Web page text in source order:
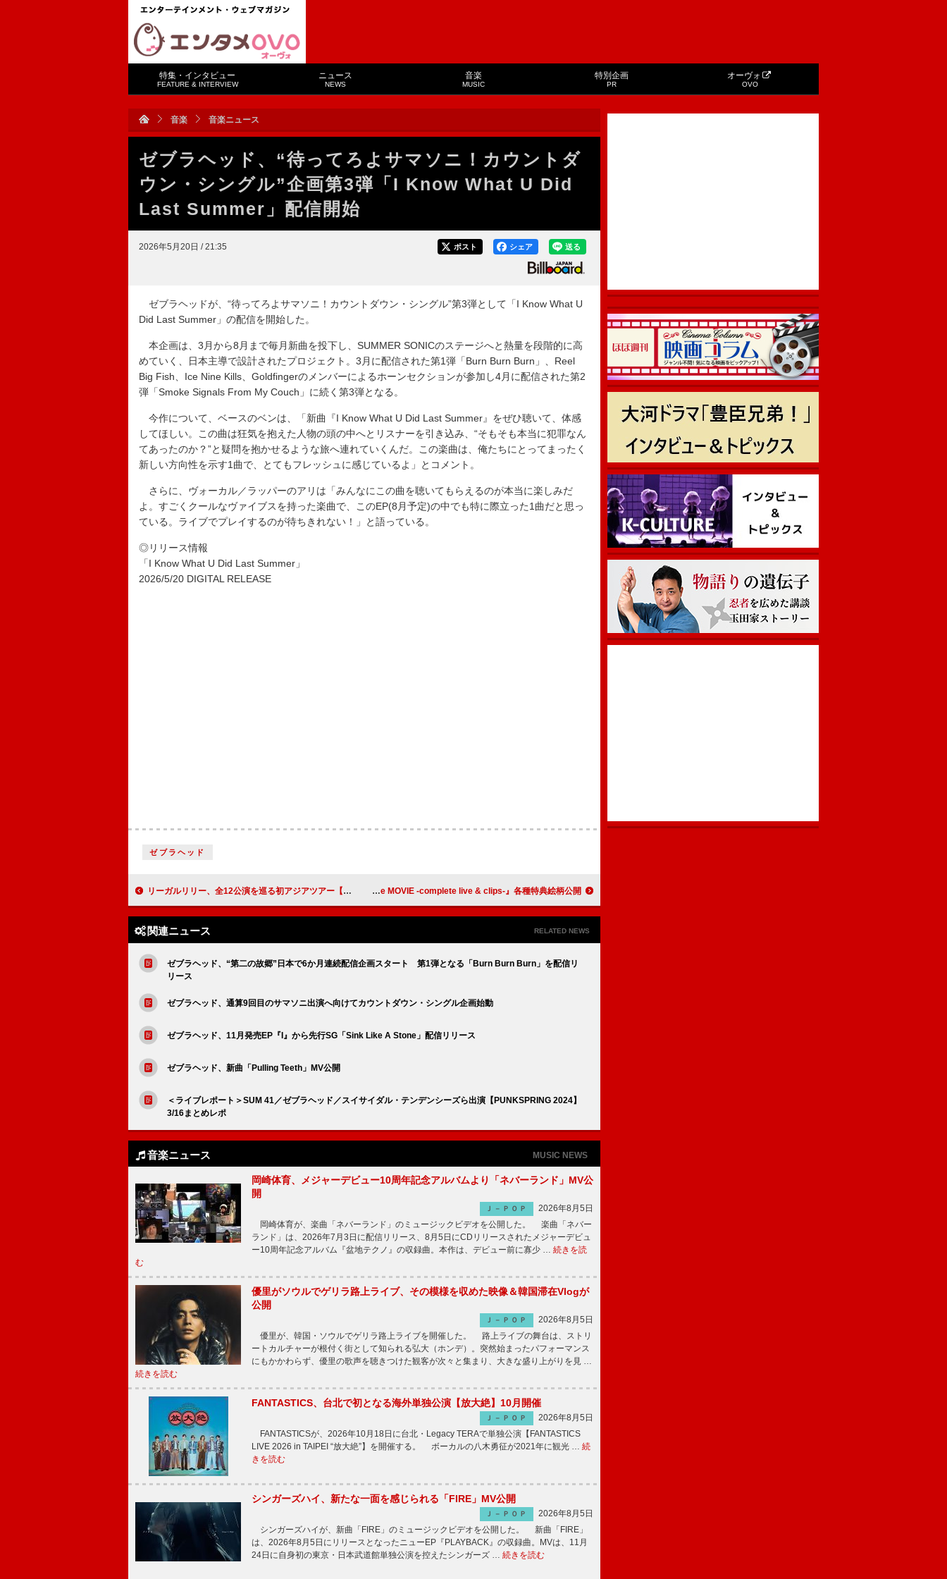
特集・インタビュー
FEATURE & INTERVIEW
ニュース
NEWS
音楽
MUSIC
特別企画
PR
オーヴォ
OVO
音楽 音楽ニュース
ゼブラヘッド、“待ってろよサマソニ！カウントダ
ウン・シングル”企画第3弾「I Know What U Did
Last Summer」配信開始
2026年5月20日 / 21:35 送る
シェア
ポスト
ゼブラヘッドが、“待ってろよサマソニ！カウントダウン・シングル”第3弾として「I Know What U
Did Last Summer」の配信を開始した。
本企画は、3月から8月まで毎月新曲を投下し、SUMMER SONICのステージへと熱量を段階的に高
めていく、日本主導で設計されたプロジェクト。3月に配信された第1弾「Burn Burn Burn」、Reel
Big Fish、Ice Nine Kills、Goldfingerのメンバーによるホーンセクションが参加し4月に配信された第2
弾「Smoke Signals From My Couch」に続く第3弾となる。
今作について、ベースのベンは、「新曲『I Know What U Did Last Summer』をぜひ聴いて、体感
してほしい。この曲は狂気を抱えた人物の頭の中へとリスナーを引き込み、“そもそも本当に犯罪なん
てあったのか？”と疑問を抱かせるような旅へ連れていくんだ。この楽曲は、俺たちにとってまったく
新しい方向性を示す1曲で、とてもフレッシュに感じているよ」とコメント。
さらに、ヴォーカル／ラッパーのアリは「みんなにこの曲を聴いてもらえるのが本当に楽しみだ
よ。すごくクールなヴァイブスを持った楽曲で、このEP(8月予定)の中でも特に際立った1曲だと思っ
ている。ライブでプレイするのが待ちきれない！」と語っている。
◎リリース情報
「I Know What U Did Last Summer」
2026/5/20 DIGITAL RELEASE
ゼブラヘッド
リーガルリリー、全12公演を巡る初アジアツアー【Dawn】開催決定 DEEN、映像作品『ROCK IN CITY The MOVIE -complete live & clips-』各種特典絵柄公開
関連ニュース RELATED NEWS
ゼブラヘッド、“第二の故郷”日本で6か月連続配信企画スタート 第1弾となる「Burn Burn Burn」を配信リ
リース
ゼブラヘッド、通算9回目のサマソニ出演へ向けてカウントダウン・シングル企画始動
ゼブラヘッド、11月発売EP『I』から先行SG「Sink Like A Stone」配信リリース
ゼブラヘッド、新曲「Pulling Teeth」MV公開
＜ライブレポート＞SUM 41／ゼブラヘッド／スイサイダル・テンデンシーズら出演【PUNKSPRING 2024】
3/16まとめレポ
音楽ニュース MUSIC NEWS
岡崎体育、メジャーデビュー10周年記念アルバムより「ネバーランド」MV公
開
Ｊ－ＰＯＰ
2026年8月5日
岡崎体育が、楽曲「ネバーランド」のミュージックビデオを公開した。 楽曲「ネバー
ランド」は、2026年7月3日に配信リリース、8月5日にCDリリースされたメジャーデビュ
ー10周年記念アルバム『盆地テクノ』の収録曲。本作は、デビュー前に寡少 … 続きを読
む
優里がソウルでゲリラ路上ライブ、その模様を収めた映像＆韓国滞在Vlogが
公開
Ｊ－ＰＯＰ
2026年8月5日
優里が、韓国・ソウルでゲリラ路上ライブを開催した。 路上ライブの舞台は、ストリ
ートカルチャーが根付く街として知られる弘大（ホンデ）。突然始まったパフォーマンス
にもかかわらず、優里の歌声を聴きつけた観客が次々と集まり、大きな盛り上がりを見 …
続きを読む
FANTASTICS、台北で初となる海外単独公演【放大絶】10月開催
Ｊ－ＰＯＰ
2026年8月5日
FANTASTICSが、2026年10月18日に台北・Legacy TERAで単独公演【FANTASTICS
LIVE 2026 in TAIPEI “放大絶”】を開催する。 ボーカルの八木勇征が2021年に観光 … 続
きを読む
シンガーズハイ、新たな一面を感じられる「FIRE」MV公開
Ｊ－ＰＯＰ
2026年8月5日
シンガーズハイが、新曲「FIRE」のミュージックビデオを公開した。 新曲「FIRE」
は、2026年8月5日にリリースとなったニューEP『PLAYBACK』の収録曲。MVは、11月
24日に自身初の東京・日本武道館単独公演を控えたシンガーズ … 続きを読む